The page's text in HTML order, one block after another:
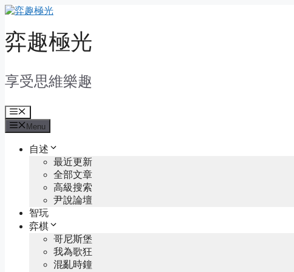
Skip
content
弈趣極光
享受思維樂趣
Menu
Menu
自述
最近更新
全部文章
高級搜索
尹說論壇
智玩
弈棋
哥尼斯堡
我為歌狂
混亂時鐘